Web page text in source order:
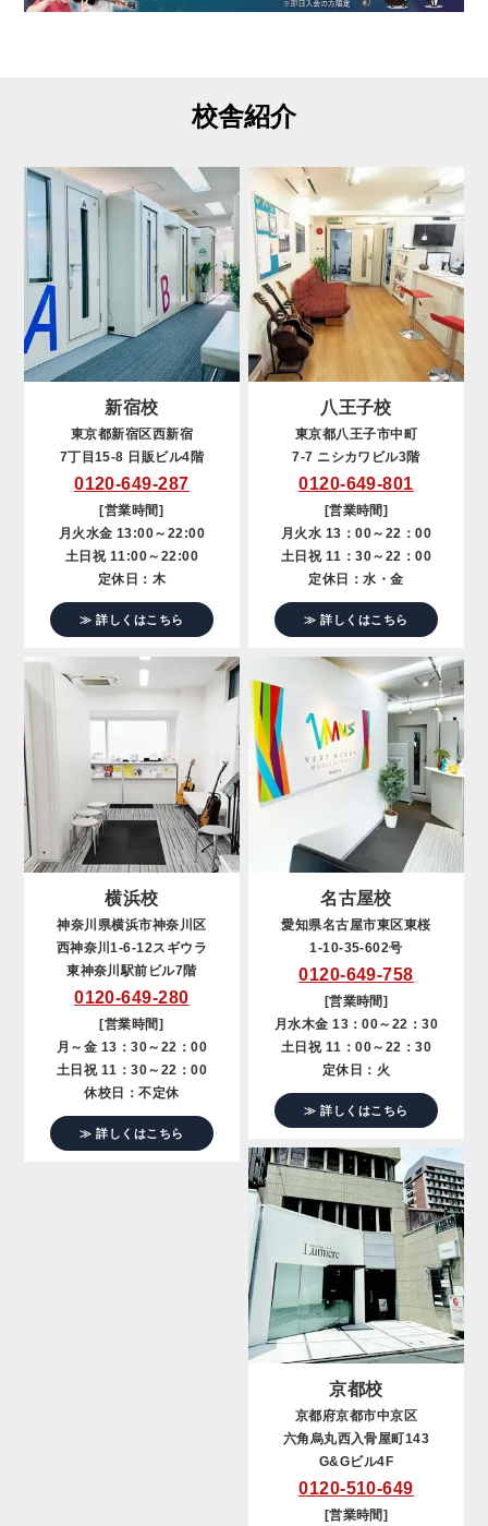
校舎紹介
新宿校
東京都新宿区西新宿
7丁目15-8 日販ビル4階
0120-649-287
[営業時間]
月火水金 13:00～22:00
土日祝 11:00～22:00
定休日：木
≫ 詳しくはこちら
八王子校
東京都八王子市中町
7-7 ニシカワビル3階
0120-649-801
[営業時間]
月火水 13：00～22：00
土日祝 11：30～22：00
定休日：水・金
≫ 詳しくはこちら
横浜校
神奈川県横浜市神奈川区
西神奈川1-6-12スギウラ
東神奈川駅前ビル7階
0120-649-280
[営業時間]
月～金 13：30～22：00
土日祝 11：30～22：00
休校日：不定休
≫ 詳しくはこちら
名古屋校
愛知県名古屋市東区東桜
1-10-35-602号
0120-649-758
[営業時間]
月水木金 13：00～22：30
土日祝 11：00～22：30
定休日：火
≫ 詳しくはこちら
京都校
京都府京都市中京区
六角烏丸西入骨屋町143
G&Gビル4F
0120-510-649
[営業時間]